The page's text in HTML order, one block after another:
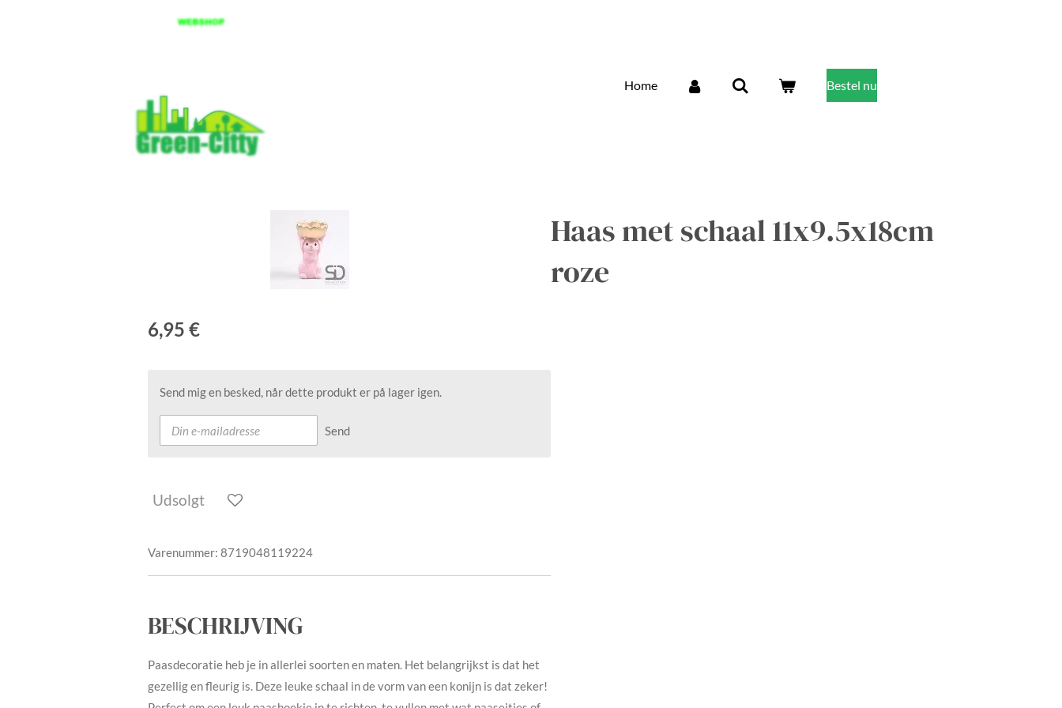
Home Bestel nu
Haas met schaal 11x9.5x18cm
roze
6,95 €
Send mig en besked, når dette produkt er på lager igen.
Send
Udsolgt
Varenummer: 8719048119224
BESCHRIJVING
Paasdecoratie heb je in allerlei soorten en maten. Het belangrijkst is dat het
gezellig en fleurig is. Deze leuke schaal in de vorm van een konijn is dat zeker!